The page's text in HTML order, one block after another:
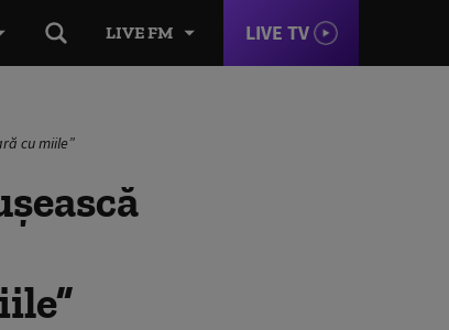
LIVE FM LIVE TV
cu miile”